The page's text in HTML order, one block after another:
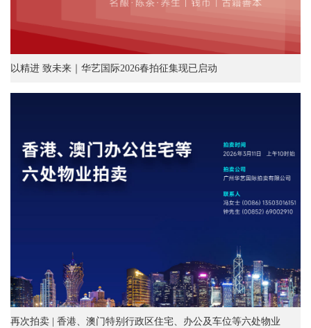
以精进 致未来｜华艺国际2026春拍征集现已启动
再次拍卖 | 香港、澳门特别行政区住宅、办公及车位等六处物业